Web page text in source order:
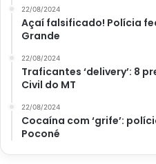
22/08/2024
Açaí falsificado! Polícia
Grande
22/08/2024
Traficantes ‘delivery’: 8
Civil do MT
22/08/2024
Cocaína com ‘grife’:
Poconé